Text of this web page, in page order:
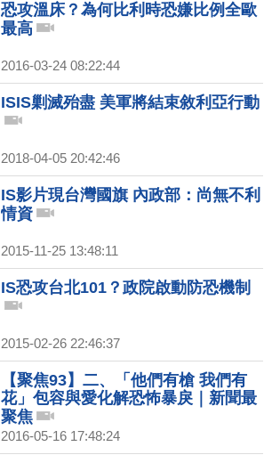
恐攻溫床？為何比利時恐嫌比例全歐
最高
2016-03-24 08:22:44
ISIS剿滅殆盡 美軍將結束敘利亞行動
2018-04-05 20:42:46
IS影片現台灣國旗 內政部：尚無不利
情資
2015-11-25 13:48:11
IS恐攻台北101？政院啟動防恐機制
2015-02-26 22:46:37
【聚焦93】二、「他們有槍 我們有
花」包容與愛化解恐怖暴戾｜新聞最
聚焦
2016-05-16 17:48:24